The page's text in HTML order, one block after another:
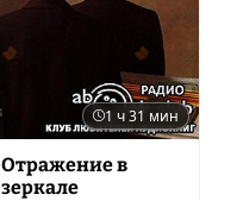
1 ч 31 мин
Отражение в
зеркале